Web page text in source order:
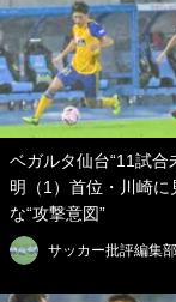
ベガルタ仙台“11試合
明（1）首位・川崎に
な“攻撃意図”
サッカー批評編集部